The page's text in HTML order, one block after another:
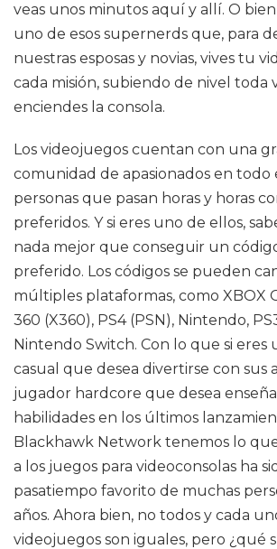
veas unos minutos aquí y allí. O bien
uno de esos supernerds que, para
nuestras esposas y novias, vives tu
cada misión, subiendo de nivel toda
enciendes la consola.
Los videojuegos cuentan con una
comunidad de apasionados en todo
personas que pasan horas y horas
preferidos. Y si eres uno de ellos,
nada mejor que conseguir un
preferido. Los códigos se pueden
múltiples plataformas, como XBOX
360 (X360), PS4 (PSN), Nintendo,
Nintendo Switch. Con lo que si eres
casual que desea divertirse con sus
jugador hardcore que desea
habilidades en los últimos
Blackhawk Network tenemos lo
a los juegos para videoconsolas ha
pasatiempo favorito de muchas
años. Ahora bien, no todos y cada
videojuegos son iguales, pero ¿qué